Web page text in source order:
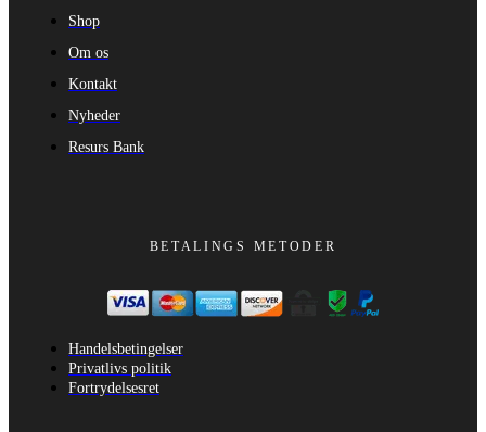
Shop
Om os
Kontakt
Nyheder
Resurs Bank
BETALINGS METODER
Handelsbetingelser
Privatlivs politik
Fortrydelsesret